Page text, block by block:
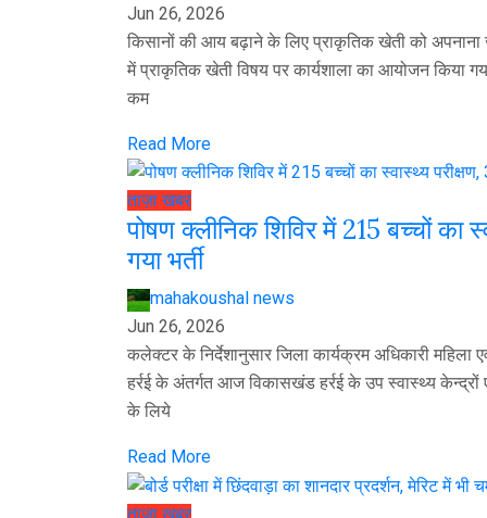
Jun 26, 2026
किसानों की आय बढ़ाने के लिए प्राकृतिक खेती को अपनाना
में प्राकृतिक खेती विषय पर कार्यशाला का आयोजन किया
कम
Read More
ताज़ा खबर
पोषण क्लीनिक शिविर में 215 बच्चों का
गया भर्ती
mahakoushal news
Jun 26, 2026
कलेक्टर के निर्देशानुसार जिला कार्यक्रम अधिकारी महिला
हर्रई के अंतर्गत आज विकासखंड हर्रई के उप स्वास्थ्य
के लिये
Read More